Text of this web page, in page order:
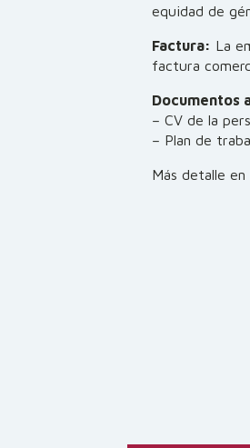
equidad de
Factura: La
factura
Documentos
– CV de la
– Plan de
Más detalle